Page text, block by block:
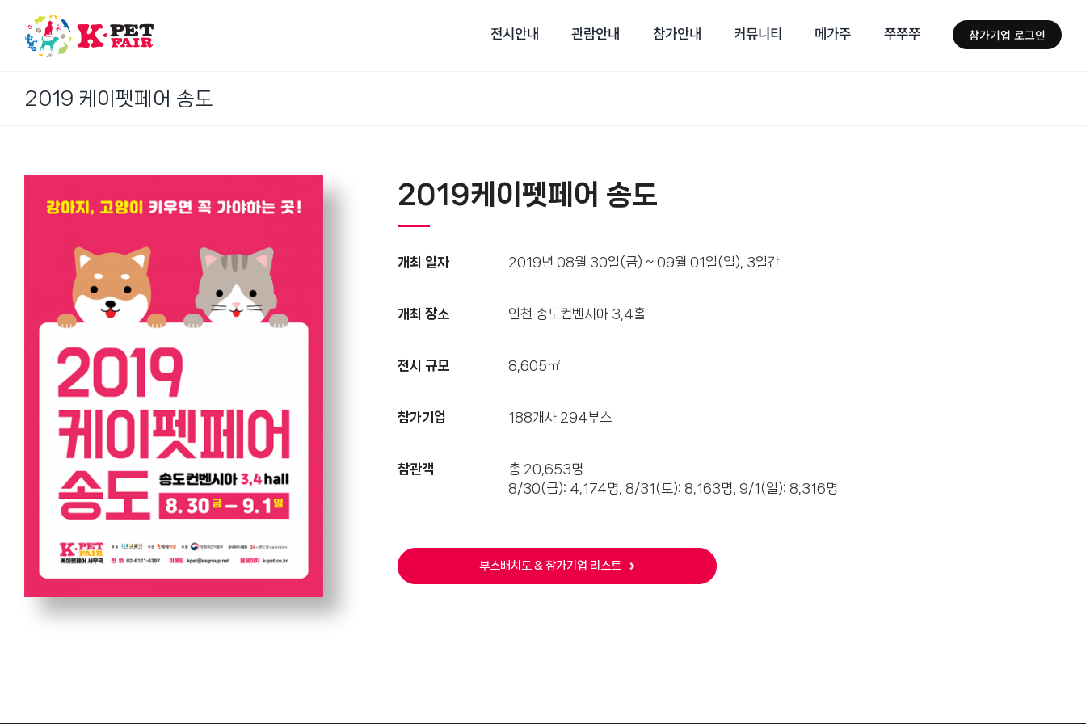
content
전시안내 관람안내 참가안내 커뮤니티 메가주 쭈쭈쭈 참가기업 로그인
2019 케이펫페어 송도
2019케이펫페어 송도
개최 일자 2019년 08월 30일(금) ~ 09월 01일(일), 3일간
개최 장소 인천 송도컨벤시아 3,4홀
전시 규모 8,605㎡
참가기업 188개사 294부스
참관객
총 20,653명
8/30(금): 4,174명, 8/31(토): 8,163명, 9/1(일): 8,316명
부스배치도 & 참가기업 리스트